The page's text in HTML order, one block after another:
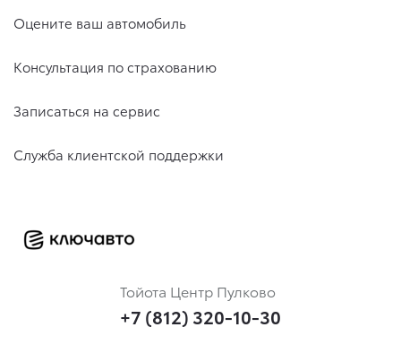
Оцените ваш автомобиль
Консультация по страхованию
Записаться на сервис
Служба клиентской поддержки
Тойота Центр Пулково
+7 (812) 320-10-30